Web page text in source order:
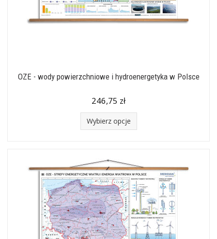
OZE - wody powierzchniowe i hydroenergetyka w Polsce
246,75 zł
Wybierz opcje